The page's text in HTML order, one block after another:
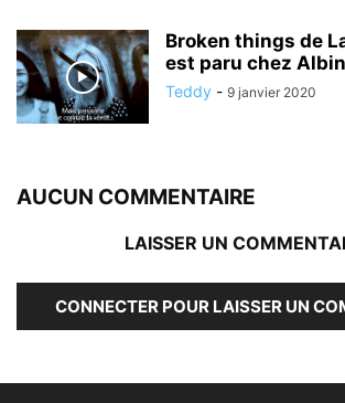
Broken things de
est paru chez
Teddy - 9 janvier 2020
AUCUN COMMENTAIRE
LAISSER UN
CONNECTER POUR LAISSER UN